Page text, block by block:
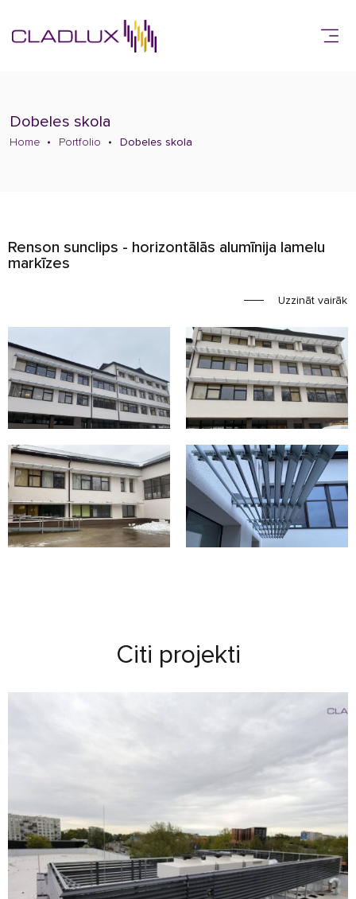
Dobeles skola
Home Portfolio Dobeles skola
Renson sunclips - horizontālās alumīnija lamelu
markīzes
Uzzināt vairāk
Citi projekti